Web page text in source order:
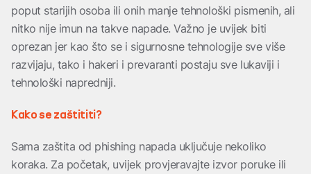
poput starijih osoba ili onih manje tehnološki pismenih, ali
nitko nije imun na takve napade. Važno je uvijek biti
oprezan jer kao što se i sigurnosne tehnologije sve više
razvijaju, tako i hakeri i prevaranti postaju sve lukaviji i
tehnološki napredniji.
Kako se zaštititi?
Sama zaštita od phishing napada uključuje nekoliko
koraka. Za početak, uvijek provjeravajte izvor poruke ili